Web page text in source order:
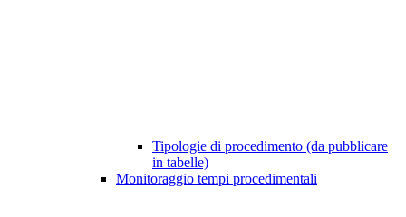
Tipologie di procedimento (da pubblicare
in tabelle)
Monitoraggio tempi procedimentali